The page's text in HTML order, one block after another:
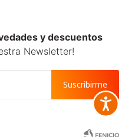
y descuentos
Newsletter!
Suscribirme